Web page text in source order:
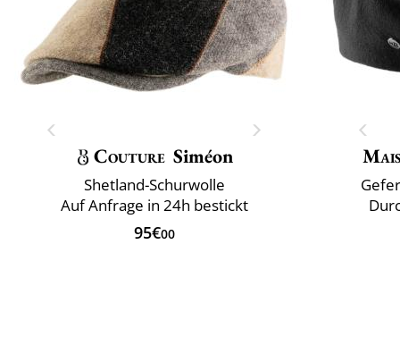
Couture Siméon
Shetland-Schurwolle
Auf Anfrage in 24h bestickt
95€00